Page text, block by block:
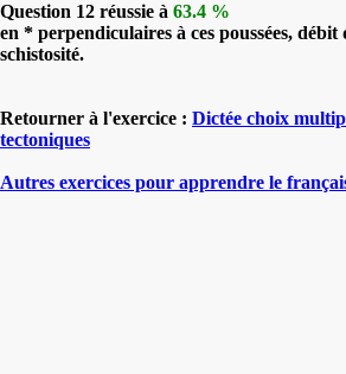
Question 12 réussie à 63.4 %
en * perpendiculaires à ces poussées,
schistosité.
Retourner à l'exercice : Dictée choix
tectoniques
Autres exercices pour apprendre le